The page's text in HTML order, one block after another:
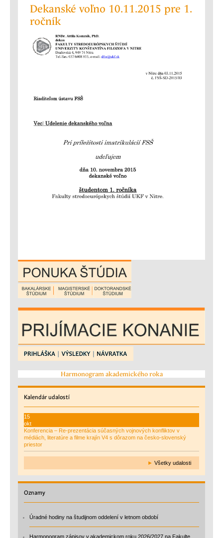
Dekanské voľno 10.11.2015 pre 1.
ročník
Harmonogram akademického roka
Kalendárudalostí
15
okt
Konferencia – Re-prezentácia súčasných vojnových konfliktov v
médiách, literatúre a filme krajín V4 s dôrazom na česko-slovenský
priestor
► Všetky udalosti
Oznamy
Úradné hodiny na študijnom oddelení v letnom období
Harmonogram zápisov v akademickom roku 2026/2027 na Fakulte